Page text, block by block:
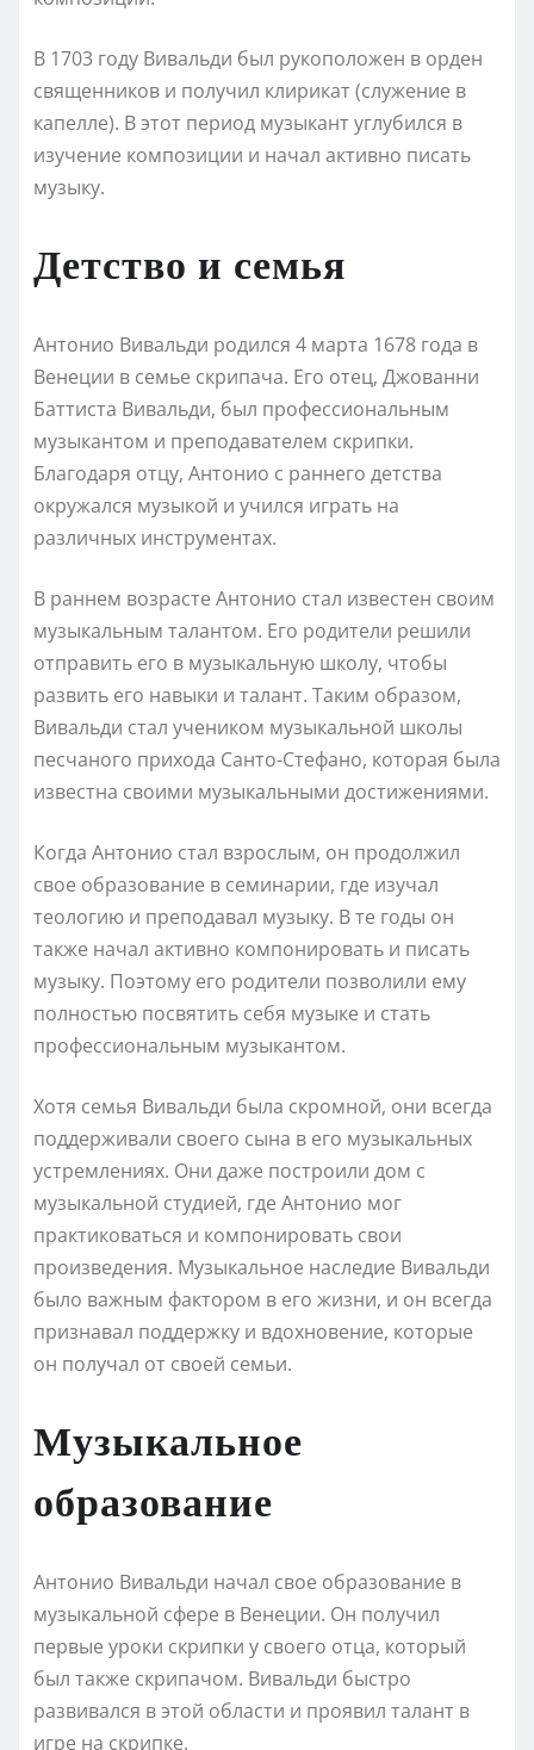
В 1703 году Вивальди был рукоположен в орден
священников и получил клирикат (служение в
капелле). В этот период музыкант углубился в
изучение композиции и начал активно писать
музыку.
Детство и семья
Антонио Вивальди родился 4 марта 1678 года в
Венеции в семье скрипача. Его отец, Джованни
Баттиста Вивальди, был профессиональным
музыкантом и преподавателем скрипки.
Благодаря отцу, Антонио с раннего детства
окружался музыкой и учился играть на
различных инструментах.
В раннем возрасте Антонио стал известен своим
музыкальным талантом. Его родители решили
отправить его в музыкальную школу, чтобы
развить его навыки и талант. Таким образом,
Вивальди стал учеником музыкальной школы
песчаного прихода Санто-Стефано, которая была
известна своими музыкальными достижениями.
Когда Антонио стал взрослым, он продолжил
свое образование в семинарии, где изучал
теологию и преподавал музыку. В те годы он
также начал активно компонировать и писать
музыку. Поэтому его родители позволили ему
полностью посвятить себя музыке и стать
профессиональным музыкантом.
Хотя семья Вивальди была скромной, они всегда
поддерживали своего сына в его музыкальных
устремлениях. Они даже построили дом с
музыкальной студией, где Антонио мог
практиковаться и компонировать свои
произведения. Музыкальное наследие Вивальди
было важным фактором в его жизни, и он всегда
признавал поддержку и вдохновение, которые
он получал от своей семьи.
Музыкальное
образование
Антонио Вивальди начал свое образование в
музыкальной сфере в Венеции. Он получил
первые уроки скрипки у своего отца, который
был также скрипачом. Вивальди быстро
развивался в этой области и проявил талант в
игре на скрипке.